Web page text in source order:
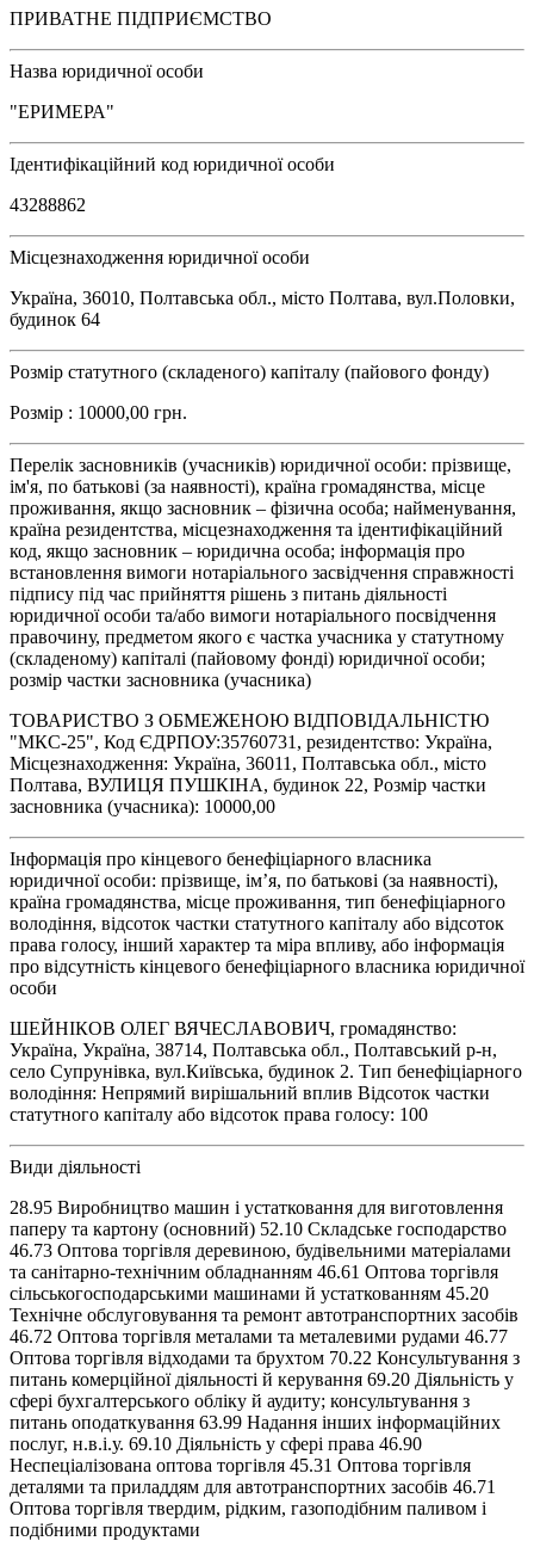
ПРИВАТНЕ ПІДПРИЄМСТВО
Назва юридичної особи
"ЕРИМЕРА"
Ідентифікаційний код юридичної особи
43288862
Місцезнаходження юридичної особи
Україна, 36010, Полтавська обл., місто Полтава, вул.Половки,
будинок 64
Розмір статутного (складеного) капіталу (пайового фонду)
Розмір : 10000,00 грн.
Перелік засновників (учасників) юридичної особи: прізвище,
ім'я, по батькові (за наявності), країна громадянства, місце
проживання, якщо засновник – фізична особа; найменування,
країна резидентства, місцезнаходження та ідентифікаційний
код, якщо засновник – юридична особа; інформація про
встановлення вимоги нотаріального засвідчення справжності
підпису під час прийняття рішень з питань діяльності
юридичної особи та/або вимоги нотаріального посвідчення
правочину, предметом якого є частка учасника у статутному
(складеному) капіталі (пайовому фонді) юридичної особи;
розмір частки засновника (учасника)
ТОВАРИСТВО З ОБМЕЖЕНОЮ ВІДПОВІДАЛЬНІСТЮ
"МКС-25", Код ЄДРПОУ:35760731, резидентство: Україна,
Місцезнаходження: Україна, 36011, Полтавська обл., місто
Полтава, ВУЛИЦЯ ПУШКІНА, будинок 22, Розмір частки
засновника (учасника): 10000,00
Інформація про кінцевого бенефіціарного власника
юридичної особи: прізвище, ім’я, по батькові (за наявності),
країна громадянства, місце проживання, тип бенефіціарного
володіння, відсоток частки статутного капіталу або відсоток
права голосу, інший характер та міра впливу, або інформація
про відсутність кінцевого бенефіціарного власника юридичної
особи
ШЕЙНІКОВ ОЛЕГ ВЯЧЕСЛАВОВИЧ, громадянство:
Україна, Україна, 38714, Полтавська обл., Полтавський р-н,
село Супрунівка, вул.Київська, будинок 2. Тип бенефіціарного
володіння: Непрямий вирішальний вплив Відсоток частки
статутного капіталу або відсоток права голосу: 100
Види діяльності
28.95 Виробництво машин і устатковання для виготовлення
паперу та картону (основний) 52.10 Складське господарство
46.73 Оптова торгівля деревиною, будівельними матеріалами
та санітарно-технічним обладнанням 46.61 Оптова торгівля
сільськогосподарськими машинами й устаткованням 45.20
Технічне обслуговування та ремонт автотранспортних засобів
46.72 Оптова торгівля металами та металевими рудами 46.77
Оптова торгівля відходами та брухтом 70.22 Консультування з
питань комерційної діяльності й керування 69.20 Діяльність у
сфері бухгалтерського обліку й аудиту; консультування з
питань оподаткування 63.99 Надання інших інформаційних
послуг, н.в.і.у. 69.10 Діяльність у сфері права 46.90
Неспеціалізована оптова торгівля 45.31 Оптова торгівля
деталями та приладдям для автотранспортних засобів 46.71
Оптова торгівля твердим, рідким, газоподібним паливом і
подібними продуктами